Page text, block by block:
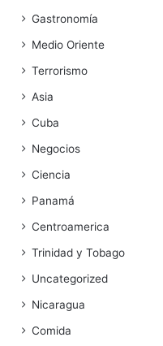
Gastronomía
Medio Oriente
Terrorismo
Asia
Cuba
Negocios
Ciencia
Panamá
Centroamerica
Trinidad y Tobago
Uncategorized
Nicaragua
Comida